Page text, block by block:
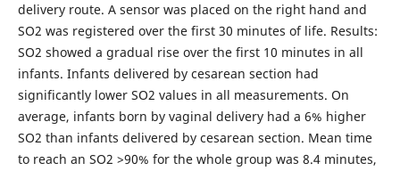
delivery route. A sensor was placed on the right hand and
SO2 was registered over the first 30 minutes of life. Results:
SO2 showed a gradual rise over the first 10 minutes in all
infants. Infants delivered by cesarean section had
significantly lower SO2 values in all measurements. On
average, infants born by vaginal delivery had a 6% higher
SO2 than infants delivered by cesarean section. Mean time
to reach an SO2 >90% for the whole group was 8.4 minutes,